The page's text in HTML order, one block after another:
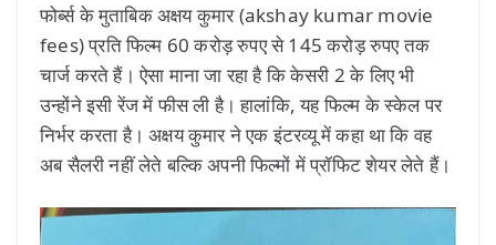
फोर्ब्स के मुताबिक अक्षय कुमार (akshay kumar movie
fees) प्रति फिल्म 60 करोड़ रुपए से 145 करोड़ रुपए तक
चार्ज करते हैं। ऐसा माना जा रहा है कि केसरी 2 के लिए भी
उन्होंने इसी रेंज में फीस ली है। हालांकि, यह फिल्म के स्केल पर
निर्भर करता है। अक्षय कुमार ने एक इंटरव्यू में कहा था कि वह
अब सैलरी नहीं लेते बल्कि अपनी फिल्मों में प्रॉफिट शेयर लेते हैं।